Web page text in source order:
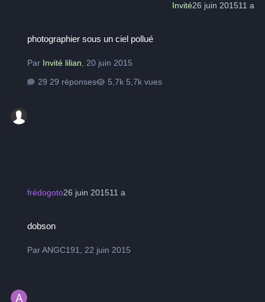
Invité26 juin 201511 a
photographier sous un ciel pollué
Par Invité lilian,20 juin 2015
29 réponses
5,7k vues
frédogoto26 juin 201511 a
dobson
ParANGC191,22 juin 2015